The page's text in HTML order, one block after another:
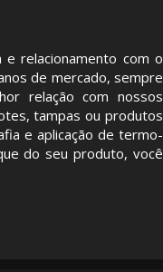
e relacionamento com o
de mercado, sempre
relação com nossos
tampas ou produtos
e aplicação de termo-
do seu produto, você